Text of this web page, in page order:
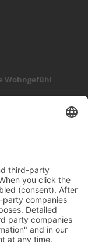
Wohngefühl
holz
wärme